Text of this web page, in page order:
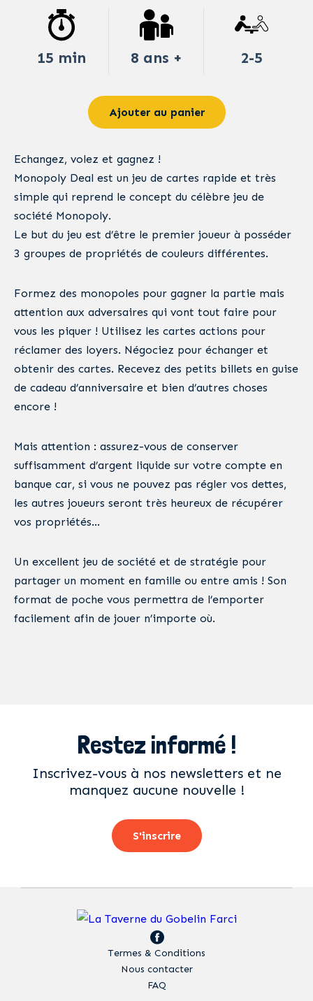
15 min 8 ans + 2-5
Ajouter au panier
Echangez, volez et gagnez !
Monopoly Deal est un jeu de cartes rapide et très
simple qui reprend le concept du célèbre jeu de
société Monopoly.
Le but du jeu est d’être le premier joueur à posséder
3 groupes de propriétés de couleurs différentes.
Formez des monopoles pour gagner la partie mais
attention aux adversaires qui vont tout faire pour
vous les piquer ! Utilisez les cartes actions pour
réclamer des loyers. Négociez pour échanger et
obtenir des cartes. Recevez des petits billets en guise
de cadeau d’anniversaire et bien d’autres choses
encore !
Mais attention : assurez-vous de conserver
suffisamment d’argent liquide sur votre compte en
banque car, si vous ne pouvez pas régler vos dettes,
les autres joueurs seront très heureux de récupérer
vos propriétés…
Un excellent jeu de société et de stratégie pour
partager un moment en famille ou entre amis ! Son
format de poche vous permettra de l’emporter
facilement afin de jouer n’importe où.
Restez informé !
Inscrivez-vous à nos newsletters et ne
manquez aucune nouvelle !
S'inscrire
Termes & Conditions
Nous contacter
FAQ